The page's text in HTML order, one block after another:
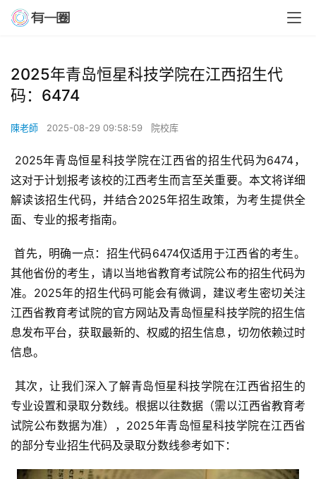
2025年青岛恒星科技学院在江西招生代
码：6474
陳老師 2025-08-29 09:58:59 院校库
这对于计划报考该校的江西考生而言至关重要。本文将详细
解读该招生代码，并结合2025年招生政策，为考生提供全
面、专业的报考指南。
首先，明确一点：招生代码6474仅适用于江西省的考生。
其他省份的考生，请以当地省教育考试院公布的招生代码为
准。2025年的招生代码可能会有微调，建议考生密切关注
江西省教育考试院的官方网站及青岛恒星科技学院的招生信
息发布平台，获取最新的、权威的招生信息，切勿依赖过时
信息。
专业设置和录取分数线。根据以往数据（需以江西省教育考
试院公布数据为准），2025年青岛恒星科技学院在江西省
的部分专业招生代码及录取分数线参考如下：